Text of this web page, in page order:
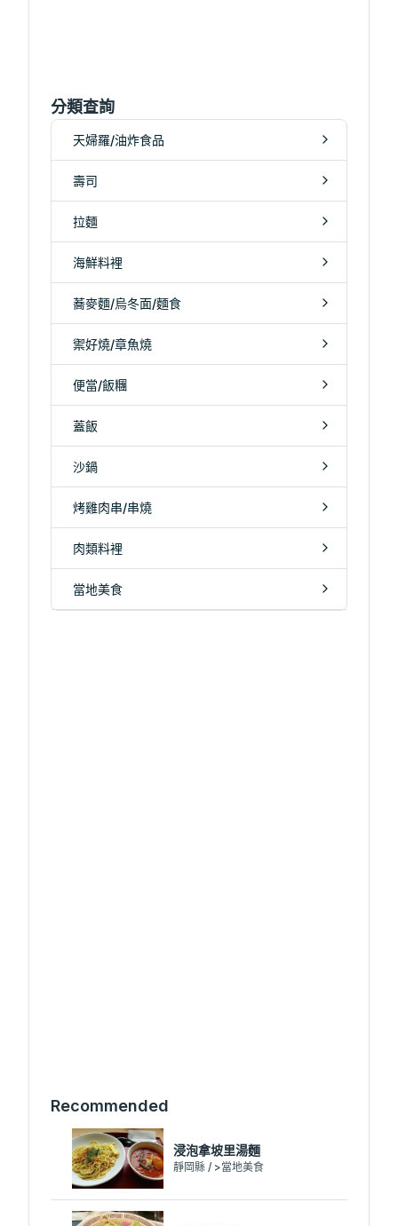
分類查詢
天婦羅/油炸食品
壽司
拉麵
海鮮料裡
蕎麥麵/烏冬面/麵食
禦好燒/章魚燒
便當/飯糰
蓋飯
沙鍋
烤雞肉串/串燒
肉類料裡
當地美食
Recommended
浸泡拿坡里湯麵
靜岡縣 / >當地美食